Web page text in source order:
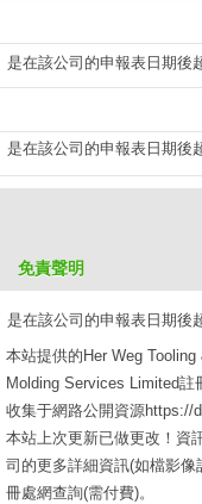
是在該公司的申報表日期後
是在該公司的申報表日期後
是在該公司的申報表日期後
免責聲明
本站提供的Her Weg Tooling
Molding Services Limited註
收集于網路公開資源https://
本站上次更新已做更改！資
司的更多詳細資訊(如檔影
冊處網查詢(需付費)。